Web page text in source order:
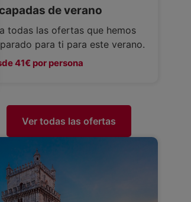
de verano
todas las ofertas que hemos
para ti para este verano.
41€ por persona
Ver todas las ofertas